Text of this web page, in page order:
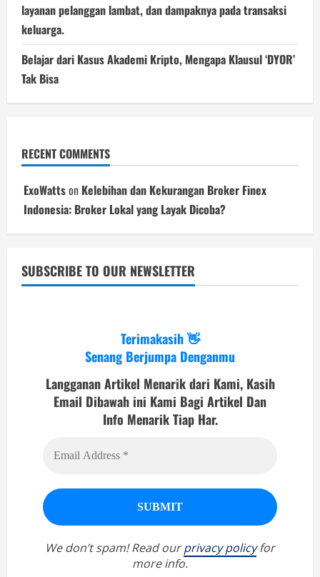
layanan pelanggan lambat, dan dampaknya pada transaksi
keluarga.
Belajar dari Kasus Akademi Kripto, Mengapa Klausul ‘DYOR’
Tak Bisa
RECENT COMMENTS
ExoWattson Kelebihan dan Kekurangan Broker Finex
Indonesia: Broker Lokal yang Layak Dicoba?
SUBSCRIBE TO OUR NEWSLETTER
Terimakasih 👋
Senang Berjumpa Denganmu
Langganan Artikel Menarik dari Kami, Kasih
Email Dibawah ini Kami Bagi Artikel Dan
Info Menarik Tiap Har.
We don’t spam! Read ourprivacy policyfor
more info.